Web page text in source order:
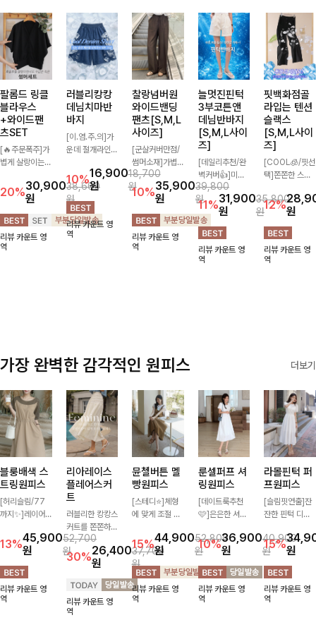
팔롬드 링클
블라우스
+와이드팬
츠SET
[🔥주문폭주]가
볍게 살랑이는
하고 여성스럽게
입어지는 블라우
스+팬츠 세트
🖤 허리 밴딩 디
테일로 편안하면
서도 자연스럽게
20%30,900
원
38,600
원
리뷰 카운트 영
역
러블리캉캉
데님치마반
바지
[이.염.주.의]가
운데 절개라인과
으로 캉캉스커트
를 입은 듯한 느
낌을 주는 치마
반바지! 데님 소
재로 여성스럽고
캐주얼하게 즐길
10%16,900
원
18,700
원
리뷰 카운트 영
역
찰랑넘버원
와이드밴딩
팬츠[S,M,L
사이즈]
[군살커버만점/
썸머소재]가볍
게 찰랑이는 원
단과 여유로운
와이드 핏으로
하루 종일 편안
하게 착용하실
수 있는 팬츠입
니다 🖤✨ 허리
10%35,900
원
39,800
원
리뷰 카운트 영
역
늘멋진핀턱
3부코튼앤
데님반바지
[S,M,L사이
즈]
[데일리추천/완
벽커버👍]미운
군살은 쏙 가려
주고 다리는 더
욱 길어보이게
하는 넉넉한 3
부 기장감으로
편안하면서 핀턱
디테일로 멋을
11%31,900
원
35,800
원
리뷰 카운트 영
역
핏백화점골
라입는 텐션
슬랙스
[S,M,L사이
즈]
[COOL🧊/핏선
택]쫀쫀한 스판
루 종일 편안하
게 입어지면서
깔끔한 핏까지
완성해주는 슬랙
스🖤 절개와이
드·핀턱와이드·
팬츠랍니다
12%원
리뷰 카운트 영
역
가장 완벽한 감각적인 원피스 더보기
블룽배색 스
트링원피스
[허리슬림/77
까지✨]레이어
디자인으로 하나
만 입어도 완성
도 높은 스타일
을 연출해주는
원피스- 허리 스
트링으로 슬림한
13%45,900
원
52,700
원
리뷰 카운트 영
역
리아레이스
플레어스커
트
러블리한 캉캉스
커트를 쫀쫀하게
입어 편안하고
예쁘게♡
30%26,400
원
37,700
원
리뷰 카운트 영
역
뮨첼버튼 멜
빵원피스
[스테디⭐]체형
에 맞게 조절 가
랩으로 된 멜빵
원피스-! 포켓
버튼 디테일로
포인트를 더했으
며 간단하게 레
이어드해서 입기
15%44,900
원
52,800
원
리뷰 카운트 영
역
룬셀퍼프 셔
링원피스
[데이트룩추천
🩷]은은한 셔링
소매가 어우러져
사랑스러운 무드
를 완성해주는
원피스🤍 허리
스모크 밴딩이
슬림한 실루엣을
10%36,900
원
40,900
원
리뷰 카운트 영
역
라몰핀턱 퍼
프원피스
[슬림핏연출]잔
잔한 핀턱 디테
더해져 여성스러
운 실루엣을 완
성해드리는 롱
원피스🤍✨ 가
볍고 산뜻한 소
재감으로 한여름
15%원
리뷰 카운트 영
역